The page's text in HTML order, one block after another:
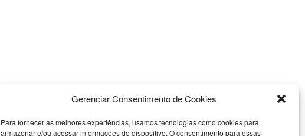
Gerenciar Consentimento de Cookies
Para fornecer as melhores experiências, usamos tecnologias como cookies para
armazenar e/ou acessar informações do dispositivo. O consentimento para essas